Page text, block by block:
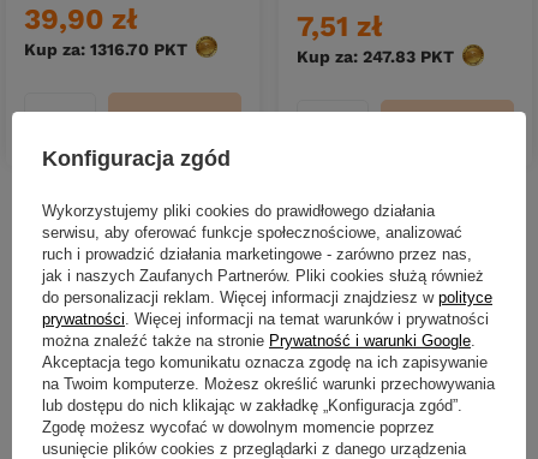
39,90 zł
Kup za: 1316.70 PKT punktów
7,51 zł
Kup za: 247.83 PKT punktów
Nowości
Konfiguracja zgód
Wykorzystujemy pliki cookies do prawidłowego działania
serwisu, aby oferować funkcje społecznościowe, analizować
ruch i prowadzić działania marketingowe - zarówno przez nas,
jak i naszych Zaufanych Partnerów. Pliki cookies służą również
do personalizacji reklam. Więcej informacji znajdziesz w polityce
prywatności . Więcej informacji na temat warunków i prywatności
można znaleźć także na stronie Prywatność i warunki Google
Akceptacja tego komunikatu oznacza zgodę na ich zapisywanie
na Twoim komputerze. Możesz określić warunki przechowywania
lub dostępu do nich klikając w zakładkę „Konfiguracja zgód”.
Zgodę możesz wycofać w dowolnym momencie poprzez
usunięcie plików cookies z przeglądarki z danego urządzenia